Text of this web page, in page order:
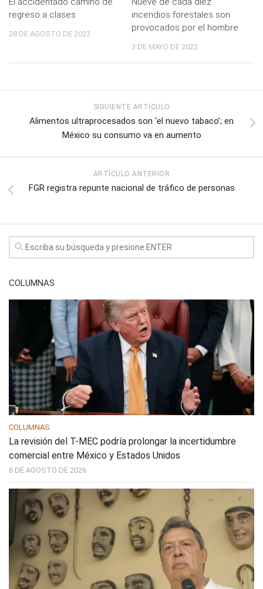
regreso a clases
28 DE AGOSTO DE 2023
incendios forestales son
provocados por el hombre
3 DE MAYO DE 2022
SIGUIENTE ARTÍCULO
Alimentos ultraprocesados son ‘el nuevo tabaco’; en
México su consumo va en aumento
ARTÍCULO ANTERIOR
FGR registra repunte nacional de tráfico de personas
COLUMNAS
COLUMNAS
La revisión del T-MEC podría prolongar la incertidumbre
comercial entre México y Estados Unidos
6 DE AGOSTO DE 2026